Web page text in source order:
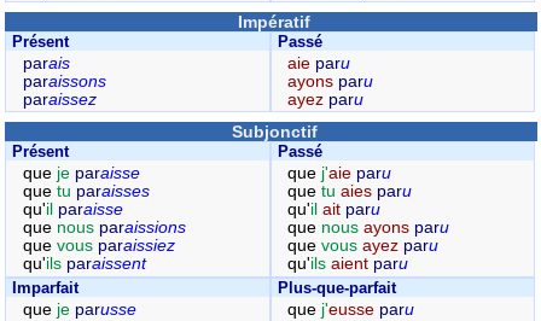
Impératif
Présent
parais
paraissons
paraissez
Passé
aie paru
ayons paru
ayez paru
Subjonctif
Présent
que je paraisse
que tu paraisses
qu'il paraisse
que nous paraissions
que vous paraissiez
qu'ils paraissent
Passé
que j'aie paru
quetuaies paru
qu'ilait paru
que nousayons paru
quevousayez paru
qu'ilsaient paru
Imparfait
que je parusse
Plus-que-parfait
que j'eusse paru